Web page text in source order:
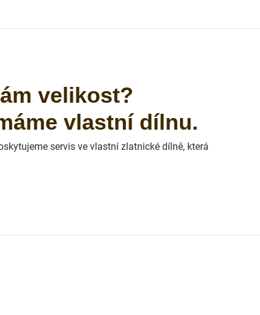
velikost?
vlastní dílnu.
servis ve vlastní zlatnické dílně, která